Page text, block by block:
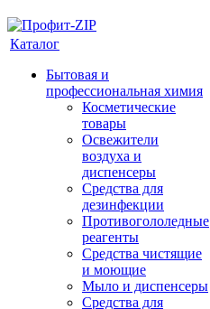
Каталог
Бытовая и
профессиональная химия
Косметические
товары
Освежители
воздуха и
диспенсеры
Средства для
дезинфекции
Противогололедные
реагенты
Средства чистящие
и моющие
Мыло и диспенсеры
Средства для